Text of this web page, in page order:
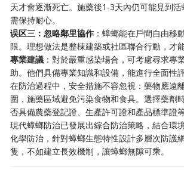
天才會逐漸死亡。施藥後1-3天內仍可能見到活
需保持耐心。
误区三：忽略鄰里協作 ：蟑螂能在戶間自由移
限。理想做法是整棟建築或社區聯合行動，才
專業建議 ：對於嚴重感染場合，可考慮尋求專
助。他們具備專業知識和設備，能進行全面性
在防治過程中，安全措施不容忽視：藥物應遠
圍，施藥區域避免污染食物和食具。選擇藥劑
否具備農藥登記證、生產許可證和產品標準證
現代蟑螂防治已發展出綜合防治策略，結合環
化學防治，針對蟑螂生態特性設計多層次防護
隻，不如建立長效機制，讓蟑螂無隙可乘。